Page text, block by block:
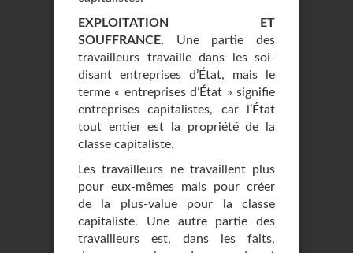
EXPLOITATION ET
SOUFFRANCE. Une partie des
travailleurs travaille dans les soi-
disant entreprises d’État, mais le
terme « entreprises d’État » signifie
entreprises capitalistes, car l’État
tout entier est la propriété de la
classe capitaliste.
Les travailleurs ne travaillent plus
pour eux-mêmes mais pour créer
de la plus-value pour la classe
capitaliste. Une autre partie des
travailleurs est, dans les faits,